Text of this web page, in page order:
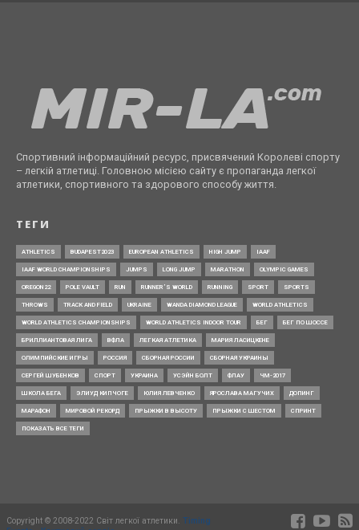
Спортивний інформаційний ресурс, присвячений Королеві спорту
– легкій атлетиці. Головною місією сайту є пропаганда легкої
атлетики, спортивного та здорового способу життя.
ТЕГИ
ATHLETICS BUDAPEST2023 EUROPEAN ATHLETICS HIGH JUMP IAAF
IAAF WORLD CHAMPIONSHIPS JUMPS LONG JUMP MARATHON OLYMPIC GAMES
OREGON22 POLE VAULT RUN RUNNER’S WORLD RUNNING SPORT SPORTS
THROWS TRACK AND FIELD UKRAINE WANDA DIAMOND LEAGUE WORLD ATHLETICS
WORLD ATHLETICS CHAMPIONSHIPS WORLD ATHLETICS INDOOR TOUR БЕГ БЕГ ПО ШОССЕ
БРИЛЛИАНТОВАЯ ЛИГА ВФЛА ЛЕГКАЯ АТЛЕТИКА МАРИЯ ЛАСИЦКЕНЕ
ОЛИМПИЙСКИЕ ИГРЫ РОССИЯ СБОРНАЯ РОССИИ СБОРНАЯ УКРАИНЫ
СЕРГЕЙ ШУБЕНКОВ СПОРТ УКРАИНА УСЭЙН БОЛТ ФЛАУ ЧМ-2017
ШКОЛА БЕГА ЭЛИУД КИПЧОГЕ ЮЛИЯ ЛЕВЧЕНКО ЯРОСЛАВА МАГУЧИХ ДОПИНГ
МАРАФОН МИРОВОЙ РЕКОРД ПРЫЖКИ В ВЫСОТУ ПРЫЖКИ С ШЕСТОМ СПРИНТ
ПОКАЗАТЬ ВСЕ ТЕГИ
Copyright © 2008-2022 Світ легкої атлетики. Timing